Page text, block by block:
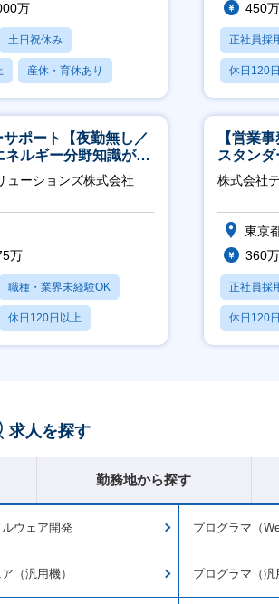
万
土日祝休み
産休・育休あり
内
450
正社員採
休日120
賞与あり
サポート【夜勤無し／
ネルギー分野知識が身
ューションズ株式会社
万
職種・業界未経験OK
休日120日以上
【営業
スタン
株式会社
東京
360
正社員採
休日120
賞与あり
求人を探す
勤務地から探す
ウェア開発 プログラマ（
（汎用機） プログラマ（汎